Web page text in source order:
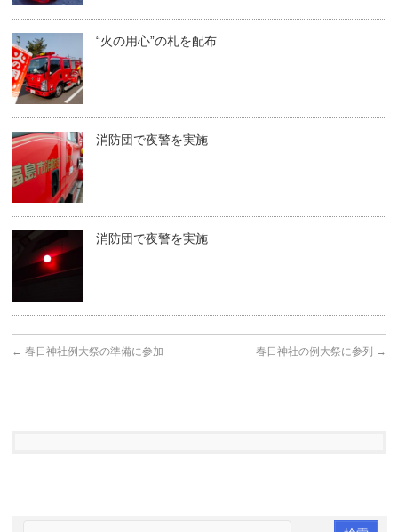
“火の用心”の札を配布
消防団で夜警を実施
消防団で夜警を実施
← 春日神社例大祭の準備に参加 春日神社の例大祭に参列 →